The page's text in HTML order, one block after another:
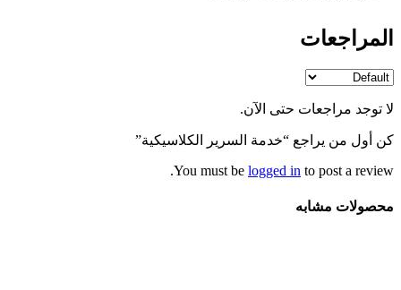
المراجعات
لا توجد مراجعات حتى الآن.
كن أول من يراجع “خدمة السرير الكلاسيكية”
You must be logged in to post a review.
محصولات مشابه